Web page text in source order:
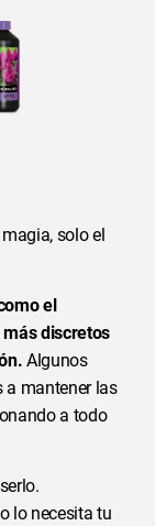
solo el
el
discretos
Algunos
a mantener las
a todo
lo necesita tu